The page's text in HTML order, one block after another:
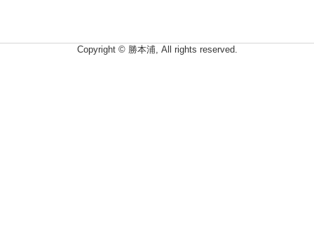
Copyright © 勝本浦, All rights reserved.